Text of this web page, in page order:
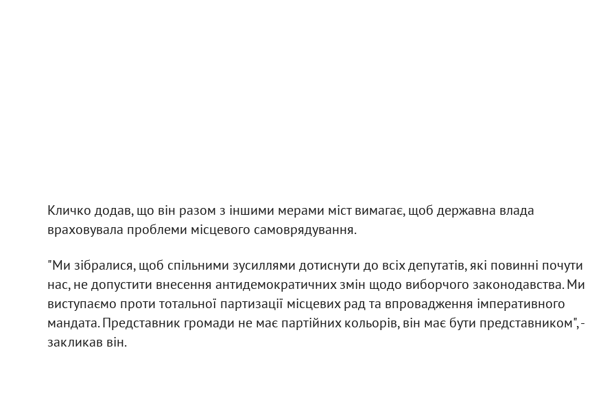
Кличко додав, що він разом з іншими мерами міст вимагає, щоб державна влада
враховувала проблеми місцевого самоврядування.
"Ми зібралися, щоб спільними зусиллями дотиснути до всіх депутатів, які повинні почути
нас, не допустити внесення антидемократичних змін щодо виборчого законодавства. Ми
виступаємо проти тотальної партизації місцевих рад та впровадження імперативного
мандата. Представник громади не має партійних кольорів, він має бути представником", -
закликав він.